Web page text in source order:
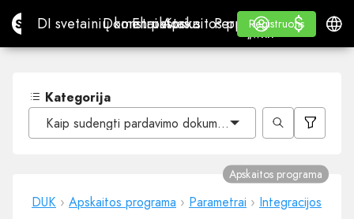
Site.proDI svetainių konstruktorius
DI svetainių konstruktorius
Domenai
DomenaiEl. paštas
El. paštasApskaitos programa
Apskaitos programa
Perpardavėjams
„WHITE LABEL“
Mokymasis
Mokymasis
Registruotis
Registruotis
Prisijungti
$
$
Kategorija
Kaip sudengti pardavimo dokumentą per API banko
DUK › Apskaitos programa › Parametrai › Integracijos
Apskaitos programa